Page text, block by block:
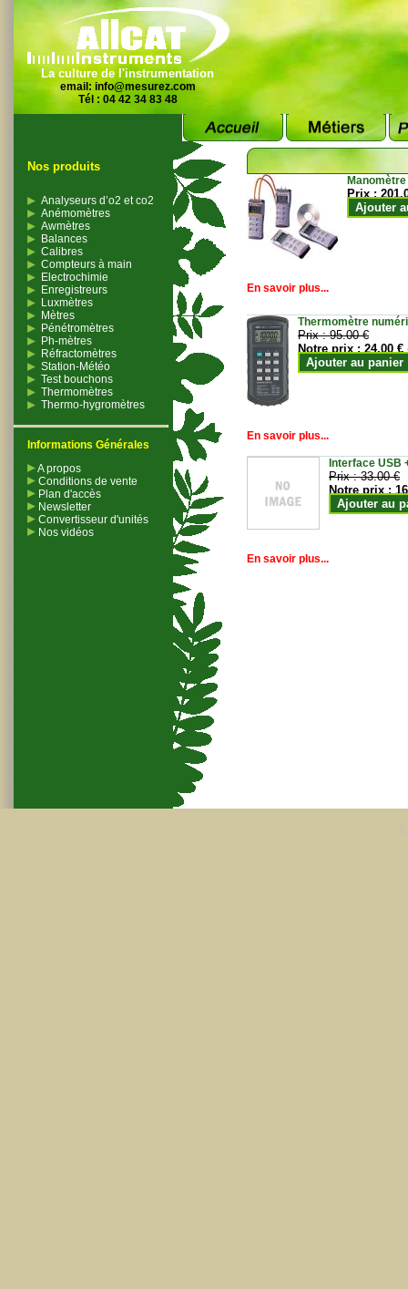
La culture de l'instrumentation
email: info@mesurez.com
Tél : 04 42 34 83 48
Nos produits
Analyseurs d’o2 et co2
Anémomètres
Awmètres
Balances
Calibres
Compteurs à main
Electrochimie
Enregistreurs
Luxmètres
Mètres
Pénétromètres
Ph-mètres
Réfractomètres
Station-Météo
Test bouchons
Thermomètres
Thermo-hygromètres
Informations Générales
A propos
Conditions de vente
Plan d'accès
Newsletter
Convertisseur d'unités
Nos vidéos
Prix :
Ajouter
En savoir plus...
Thermomètre
Prix :95.00 €
Notre prix :24.00 €
Ajouter au panier
En savoir plus...
Interface USB
Prix :33.00 €
Notre prix :
Ajouter au
En savoir plus...